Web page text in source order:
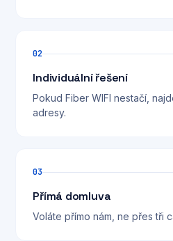
02
Individuální řešení
Pokud Fiber WIFI nestačí,
adresy.
03
Přímá domluva
Voláte přímo nám, ne přes tři